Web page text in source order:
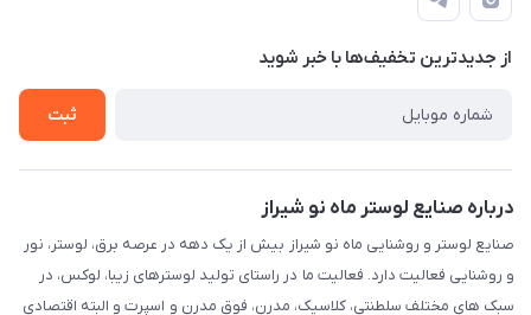
درباره ما
تماس با ما
حریم خصوصی
راهنما
از جدید‌ترین تخفیف‌ها با‌ خبر شوید
ثبت
درباره صنایع لوستر ماه نو شیراز
صنایع لوستر و روشنایی ماه نو شیراز بیش از یک دهه در عرصه برق، لوستر، نور
و روشنایی فعالیت دارد. فعالیت ما در راستای تولید لوسترهای زیبا، لوکس، در
سبک های مختلف سلطنتی، کلاسیک، مدرن، فوق مدرن و اسپرت و البته اقتصادی